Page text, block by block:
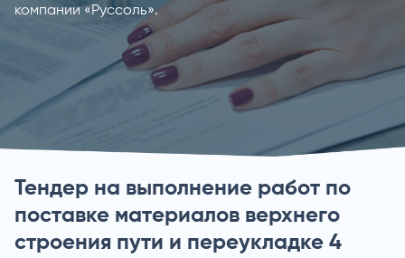
компании «Руссоль».
Тендер на выполнение работ по
поставке материалов верхнего
строения пути и переукладке 4